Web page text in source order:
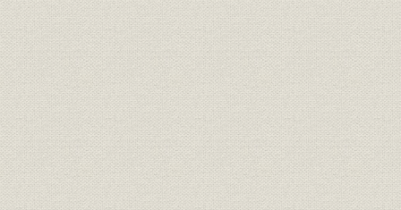
財務・業績
三井銀行 明治九年一月~六月迄
各店総計表//総計 第十一号
明治九年
財務・業績
三井銀行 明治九年一月~六月迄
各店総計表//現在金 第十二号
明治九年
財務・業績
三井銀行 明治九年一月~六月迄
各店総計表//積金 第十三号
明治九年
経営
旧三井組ヨリ三井銀行ヘ事業引
継契約書
明治九年